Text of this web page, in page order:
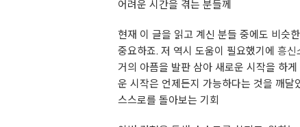
어려운 시간을 겪는 분들께
현재 이 글을 읽고 계신 분들 중에도 비슷
중요하죠. 저 역시 도움이 필요했기에 흥신
거의 아픔을 발판 삼아 새로운 시작을 하
운 시작은 언제든지 가능하다는 것을 깨
스스로를 돌아보는 기회